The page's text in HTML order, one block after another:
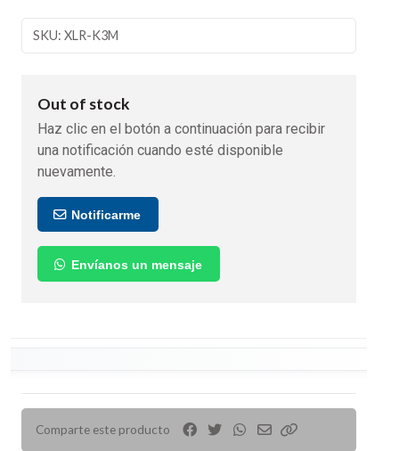
SKU: XLR-K3M
Out of stock
Haz clic en el botón a continuación para recibir
una notificación cuando esté disponible
nuevamente.
Notificarme
Envíanos un mensaje
Comparte este producto